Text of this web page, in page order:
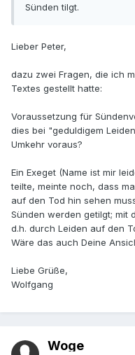
Sünden tilgt.
Lieber Peter,
dazu zwei Fragen, die ich
Textes gestellt hatte:
Voraussetzung für
dies bei "geduldigem
Umkehr voraus?
Ein Exeget (Name ist mir
teilte, meinte noch, dass
auf den Tod hin sehen
Sünden werden getilgt; mit
d.h. durch Leiden auf den
Wäre das auch Deine
Liebe Grüße,
Wolfgang
Woge